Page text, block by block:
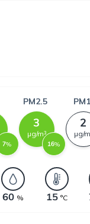
%
PM2.5
µg/m³
%
PM1
µg/
% °C